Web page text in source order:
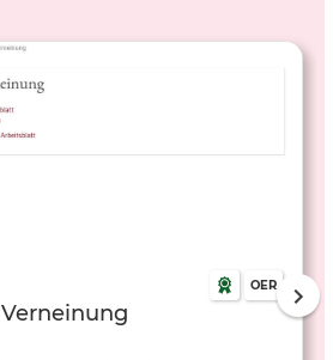
OER
Verneinung